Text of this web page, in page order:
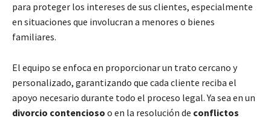
para proteger los intereses de sus clientes, especialmente
en situaciones que involucran a menores o bienes
familiares.
El equipo se enfoca en proporcionar un trato cercano y
personalizado, garantizando que cada cliente reciba el
apoyo necesario durante todo el proceso legal. Ya sea en un
divorcio contencioso o en la resolución de conflictos